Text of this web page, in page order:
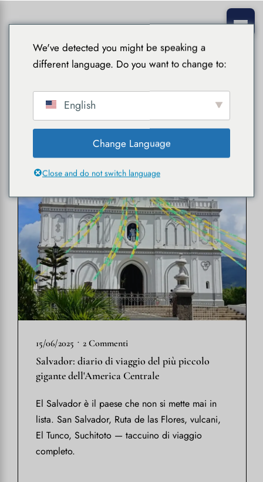
Salvador
15/06/2025 • 2 Commenti
Salvador: diario di viaggio del più piccolo
gigante dell'America Centrale
El Salvador è il paese che non si mette mai in
lista. San Salvador, Ruta de las Flores, vulcani,
El Tunco, Suchitoto — taccuino di viaggio
completo.
We've detected you might be speaking a
different language. Do you want to change to:
English
Change Language
Close and do not switch language